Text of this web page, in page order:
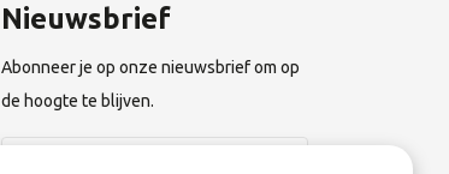
Nieuwsbrief
Abonneer je op onze nieuwsbrief om op
de hoogte te blijven.